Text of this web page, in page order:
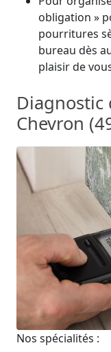
obligation »
pourritures
bureau dès
plaisir de
Diagnostic
Chevron
Nos spécialités :